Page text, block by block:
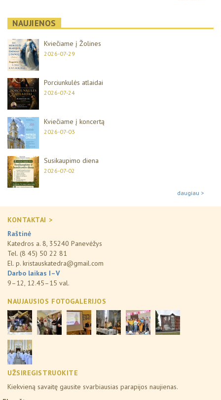
NAUJIENOS
Kviečiame į Žolines
2026-07-29
Porciunkulės atlaidai
2026-07-24
Kviečiame į koncertą
2026-07-03
Susikaupimo diena
2026-07-02
daugiau >
KONTAKTAI >
Raštinė
Katedros a. 8, 35240 Panevėžys
Tel. (8 45) 50 22 81
El. p. kristauskatedra@gmail.com
Darbo laikas I–V
9–12, 12.45–15 val.
NAUJAUSIOS FOTOGALERIJOS
UŽSIREGISTRUOKITE
Kiekvieną savaitę gausite svarbiausias parapijos naujienas.